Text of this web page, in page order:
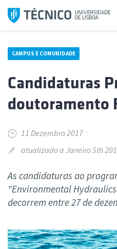
Saltar
para
CAMPUS E COMUNIDADE
Candidaturas
doutoramento
11 Dezembro 2017
atualizado a Janeiro 5th
As candidaturas ao
"Environmental
decorrem entre 27 de